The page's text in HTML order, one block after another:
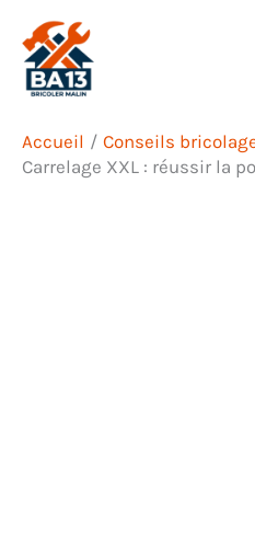
contenu
Accueil
Conseils
Carrelage XXL : réussir la
Rechercher